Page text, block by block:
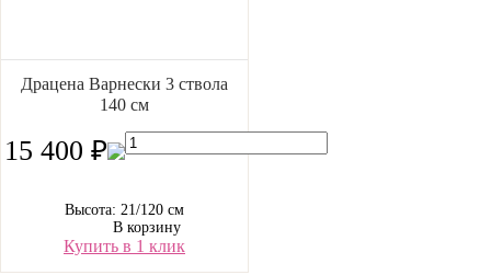
Драцена Варнески 3 ствола
140 см
15 400 ₽
Высота: 21/120 см
В корзину
Купить в 1 клик